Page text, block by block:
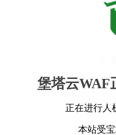
堡塔云WAF
正在进行人
本站受